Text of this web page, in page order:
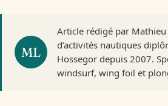
Article rédigé par
d’activités nautiques
Hossegor depuis 2007.
windsurf, wing foil et